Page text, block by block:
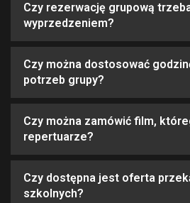
Czy rezerwację grupową
wyprzedzeniem?
Czy można dostosować
potrzeb grupy?
Czy można zamówić film,
repertuarze?
Czy dostępna jest oferta
szkolnych?